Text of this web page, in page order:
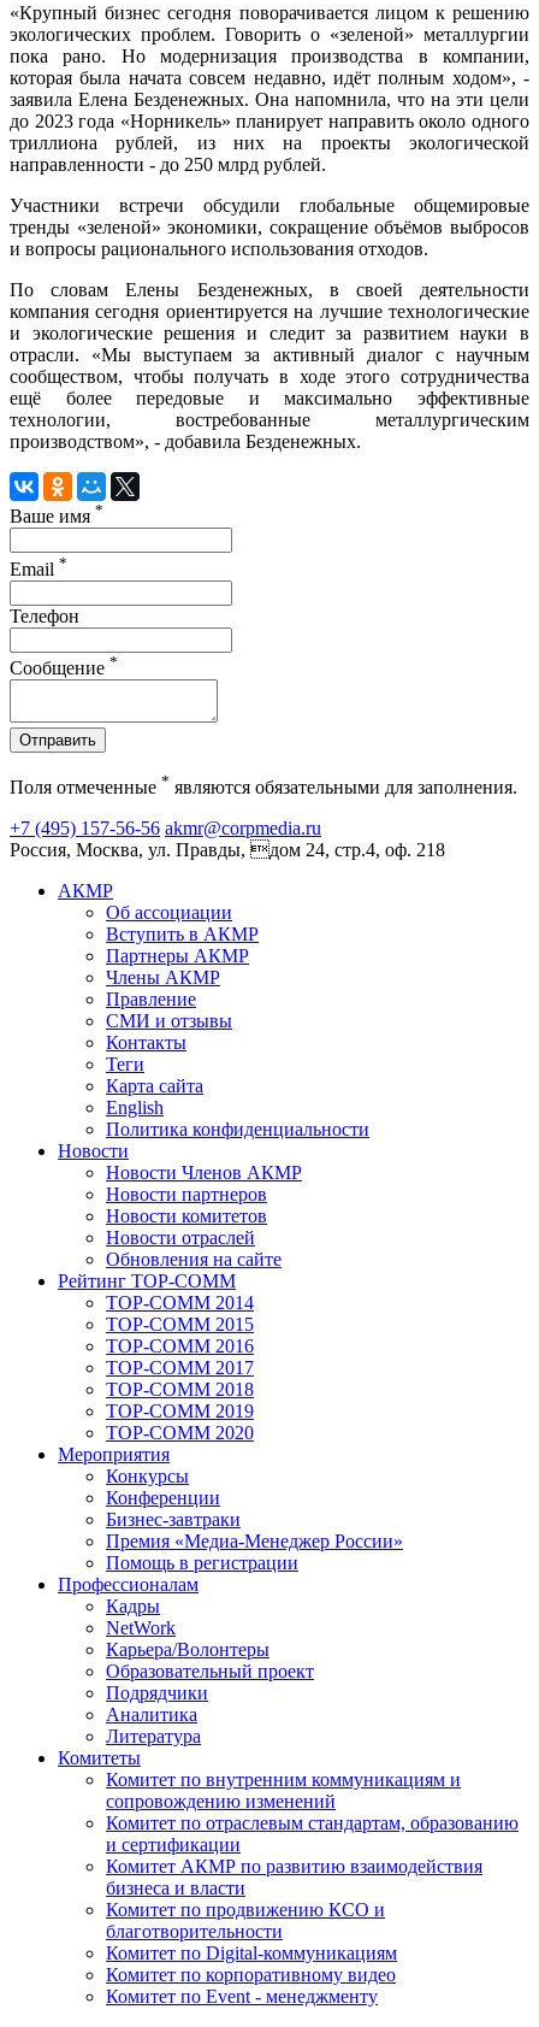
«Крупный бизнес сегодня поворачивается лицом к решению
экологических проблем. Говорить о «зеленой» металлургии
пока рано. Но модернизация производства в компании,
которая была начата совсем недавно, идёт полным ходом», -
заявила Елена Безденежных. Она напомнила, что на эти цели
до 2023 года «Норникель» планирует направить около одного
триллиона рублей, из них на проекты экологической
направленности - до 250 млрд рублей.
Участники встречи обсудили глобальные общемировые
тренды «зеленой» экономики, сокращение объёмов выбросов
и вопросы рационального использования отходов.
По словам Елены Безденежных, в своей деятельности
компания сегодня ориентируется на лучшие технологические
и экологические решения и следит за развитием науки в
отрасли. «Мы выступаем за активный диалог с научным
сообществом, чтобы получать в ходе этого сотрудничества
ещё более передовые и максимально эффективные
технологии, востребованные металлургическим
производством», - добавила Безденежных.
Ваше имя *
Email *
Телефон
Сообщение *
Отправить
Поля отмеченные * являются обязательными для заполнения.
+7 (495) 157-56-56 akmr@corpmedia.ru
Россия, Москва, ул. Правды, дом 24, стр.4, оф. 218
АКМР
Об ассоциации
Вступить в АКМР
Партнеры АКМР
Члены АКМР
Правление
СМИ и отзывы
Контакты
Теги
Карта сайта
English
Политика конфиденциальности
Новости
Новости Членов АКМР
Новости партнеров
Новости комитетов
Новости отраслей
Обновления на сайте
Рейтинг TOP-COMM
TOP-COMM 2014
TOP-COMM 2015
TOP-COMM 2016
TOP-COMM 2017
TOP-COMM 2018
TOP-COMM 2019
TOP-COMM 2020
Мероприятия
Конкурсы
Конференции
Бизнес-завтраки
Премия «Медиа-Менеджер России»
Помощь в регистрации
Профессионалам
Кадры
NetWork
Карьера/Волонтеры
Образовательный проект
Подрядчики
Аналитика
Литература
Комитеты
Комитет по внутренним коммуникациям и
сопровождению изменений
Комитет по отраслевым стандартам, образованию
и сертификации
Комитет АКМР по развитию взаимодействия
бизнеса и власти
Комитет по продвижению КСО и
благотворительности
Комитет по Digital-коммуникациям
Комитет по корпоративному видео
Комитет по Event - менеджменту